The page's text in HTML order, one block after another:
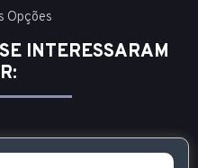
Opções
INTERESSARAM